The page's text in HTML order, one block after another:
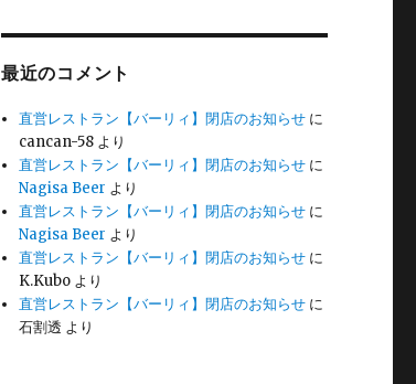
最近のコメント
直営レストラン【バーリィ】閉店のお知らせ に
cancan-58 より
直営レストラン【バーリィ】閉店のお知らせ に
Nagisa Beer より
直営レストラン【バーリィ】閉店のお知らせ に
Nagisa Beer より
直営レストラン【バーリィ】閉店のお知らせ に
K.Kubo より
直営レストラン【バーリィ】閉店のお知らせ に
石割透 より